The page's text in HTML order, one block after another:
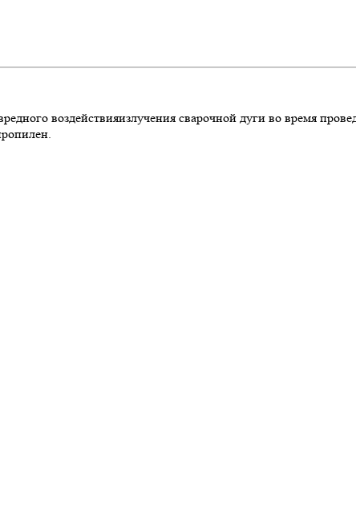
воздействияизлучения сварочной дуги во время